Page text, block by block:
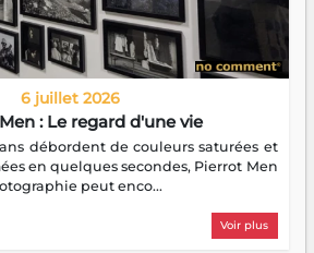
6 juillet 2026
: Le regard d'une vie
débordent de couleurs saturées et
en quelques secondes, Pierrot Men
peut enco...
Voir plus